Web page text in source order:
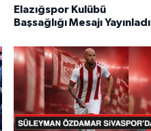
Elazığspor Kulübü
Başsağlığı Mesajı Yayınladı